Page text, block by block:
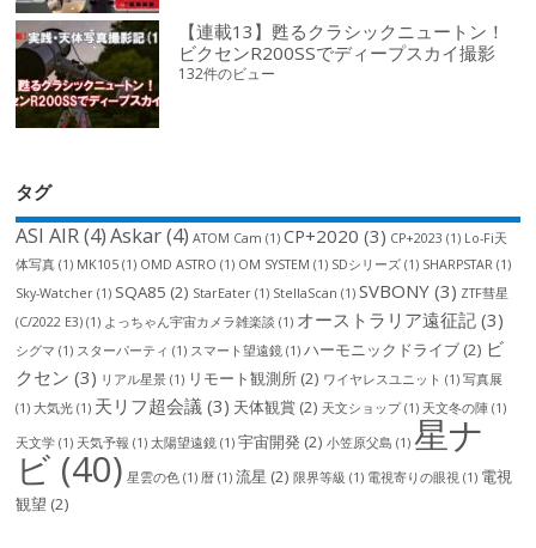
【連載13】甦るクラシックニュートン！
ビクセンR200SSでディープスカイ撮影
132件のビュー
タグ
ASI AIR(4) Askar(4) ATOM Cam (1) CP+2020 (3) CP+2023 (1) Lo-Fi天
体写真 (1) MK105 (1) OMD ASTRO (1) OM SYSTEM (1) SDシリーズ (1) SHARPSTAR (1)
Sky-Watcher (1) SQA85 (2) StarEater (1) StellaScan (1) SVBONY (3) ZTF彗星
(C/2022 E3) (1) よっちゃん宇宙カメラ雑楽談 (1) オーストラリア遠征記 (3)
シグマ (1) スターパーティ (1) スマート望遠鏡 (1) ハーモニックドライブ (2) ビ
クセン (3) リアル星景 (1) リモート観測所 (2) ワイヤレスユニット (1) 写真展
(1) 大気光 (1) 天リフ超会議 (3) 天体観賞 (2) 天文ショップ(1) 天文冬の陣 (1)
天文学 (1) 天気予報 (1) 太陽望遠鏡 (1) 宇宙開発 (2) 小笠原父島 (1) 星ナ
ビ (40) 星雲の色 (1) 暦 (1) 流星 (2) 限界等級 (1) 電視寄りの眼視 (1) 電視
観望 (2)